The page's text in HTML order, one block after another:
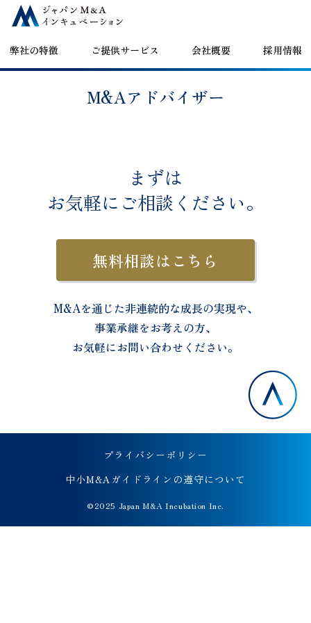
弊社の特徴 ご提供サービス 会社概要 採用情報
M&Aアドバイザー
まずは
お気軽に ご相談ください。
無料相談はこちら
M&Aを通じた非連続的な成長の実現や、
事業承継をお考えの方、
お気軽にお問い合わせください。
プライバシーポリシー
中小M&Aガイドラインの遵守について
©︎2025 Japan M&A Incubation Inc.